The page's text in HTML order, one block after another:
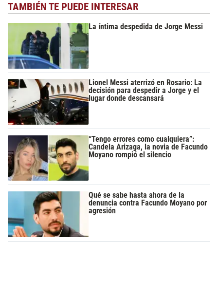
TAMBIÉN TE PUEDE INTERESAR
La íntima despedida de Jorge Messi
Lionel Messi aterrizó en Rosario: La
decisión para despedir a Jorge y el
lugar donde descansará
“Tengo errores como cualquiera”:
Candela Arizaga, la novia de Facundo
Moyano rompió el silencio
Qué se sabe hasta ahora de la
denuncia contra Facundo Moyano por
agresión